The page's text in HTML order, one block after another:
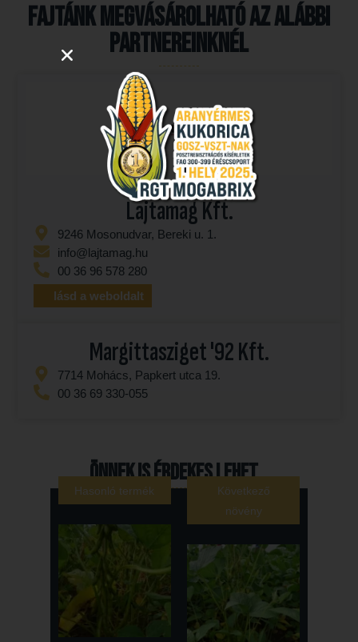
Fajtánk megvásárolható az alábbi
partnereinknél
Lajtamag Kft.
9246 Mosonudvar, Bereki u. 1.
info@lajtamag.hu
00 36 96 578 280
lásd a weboldalt
Margittasziget '92 Kft.
7714 Mohács, Papkert utca 19.
00 36 69 330-055
Önnek is érdekes lehet...
Hasonló termék
Következő
növény